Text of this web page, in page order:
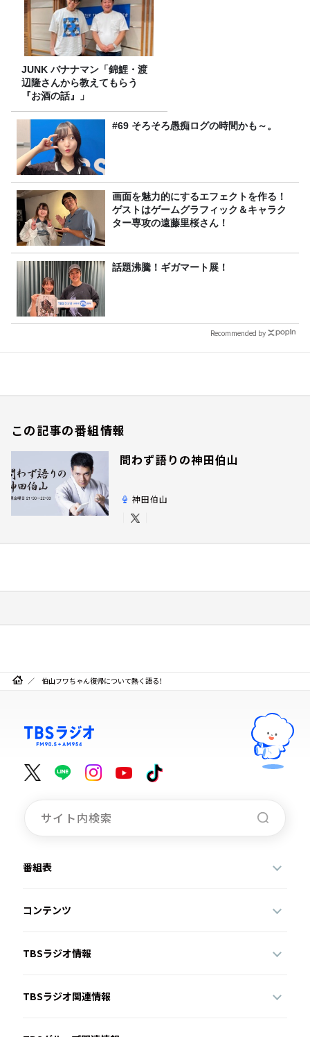
JUNK バナナマン「錦鯉・渡
辺隆さんから教えてもらう
『お酒の話』」
#69 そろそろ愚痴ログの時間かも～。
画面を魅力的にするエフェクトを作る！
ゲストはゲームグラフィック＆キャラク
ター専攻の遠藤里桜さん！
話題沸騰！ギガマート展！
Recommended by
この記事の番組情報
問わず語りの神田伯山
神田伯山
伯山フワちゃん復帰について熱く語る！
番組表
コンテンツ
TBSラジオ情報
TBSラジオ関連情報